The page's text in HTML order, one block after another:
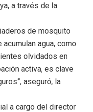
a través de la
de mosquito
agua, como
olvidados en
activa, es clave
aseguró, la
a cargo del director